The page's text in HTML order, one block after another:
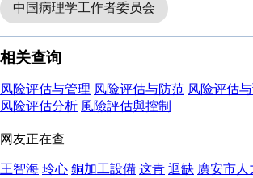
中国病理学工作者委员会
相关查询
风险评估与管理 风险评估与防范 风险评估
风险评估分析 風險評估與控制
网友正在查
王智海 玲心 銅加工設備 这青 迴缺 廣安市